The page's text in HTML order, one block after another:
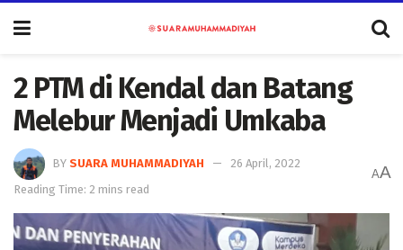
2 PTM di Kendal dan Batang
Melebur Menjadi Umkaba
BY SUARA MUHAMMADIYAH
26 April, 2022
Reading Time: 2 mins read
AA